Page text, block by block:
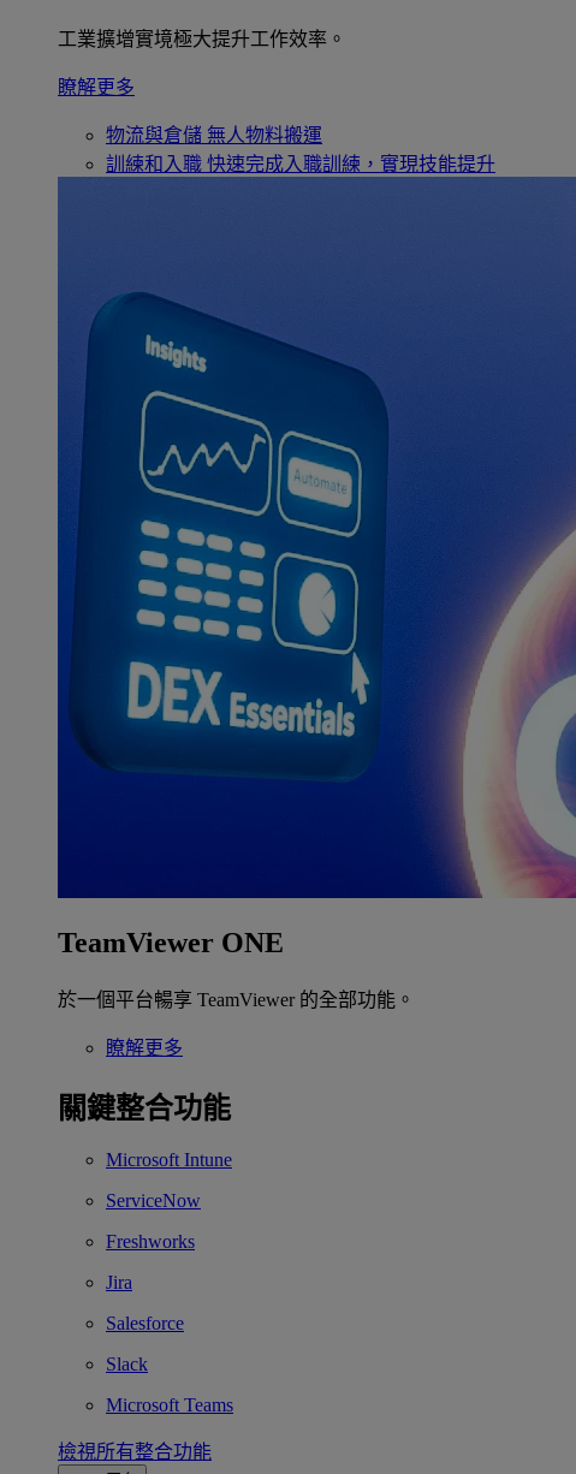
工業擴增實境極大提升工作效率。
瞭解更多
物流與倉儲 無人物料搬運
訓練和入職 快速完成入職訓練，實現技能提升
TeamViewer ONE
於一個平台暢享 TeamViewer 的全部功能。
瞭解更多
關鍵整合功能
Microsoft Intune
ServiceNow
Freshworks
Jira
Salesforce
Slack
Microsoft Teams
檢視所有整合功能